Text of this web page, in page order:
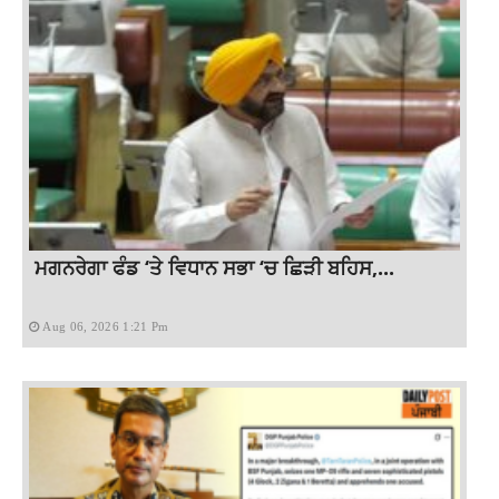
ਮਗਨਰੇਗਾ ਫੰਡ ‘ਤੇ ਵਿਧਾਨ ਸਭਾ ‘ਚ ਛਿੜੀ ਬਹਿਸ,...
Aug 06, 2026 1:21 Pm